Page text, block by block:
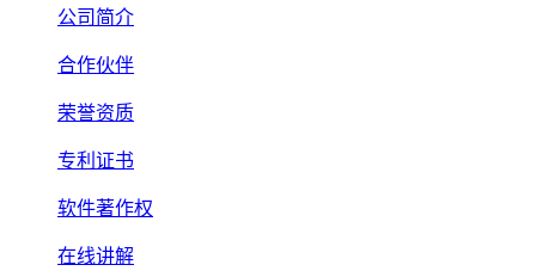
公司简介
合作伙伴
荣誉资质
专利证书
软件著作权
在线讲解